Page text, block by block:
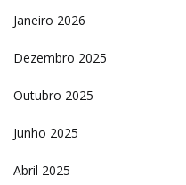
Janeiro 2026
Dezembro 2025
Outubro 2025
Junho 2025
Abril 2025